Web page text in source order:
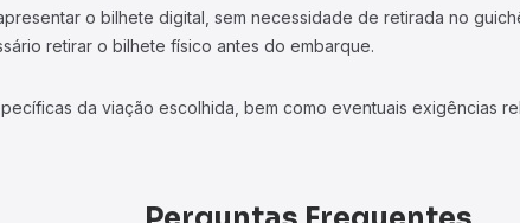
o bilhete digital, sem necessidade de retirada no
retirar o bilhete físico antes do embarque.
da viação escolhida, bem como eventuais exigências